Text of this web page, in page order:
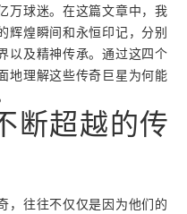
万球迷。在这篇文章中，我
辉煌瞬间和永恒印记，分别
以及精神传承。通过这四个
地理解这些传奇巨星为何能
断超越的传
，往往不仅仅是因为他们的